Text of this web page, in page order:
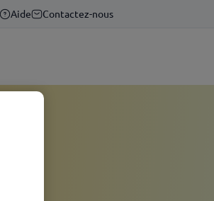
Aide Contactez-nous